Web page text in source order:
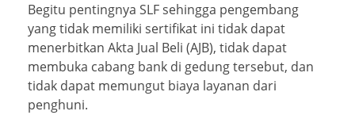
Begitu pentingnya SLF sehingga pengembang
yang tidak memiliki sertifikat ini tidak dapat
menerbitkan Akta Jual Beli (AJB), tidak dapat
membuka cabang bank di gedung tersebut, dan
tidak dapat memungut biaya layanan dari
penghuni.